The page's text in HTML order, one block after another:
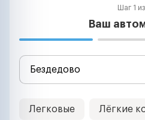
Шаг 1
Ваш
Легковые Лёгкие